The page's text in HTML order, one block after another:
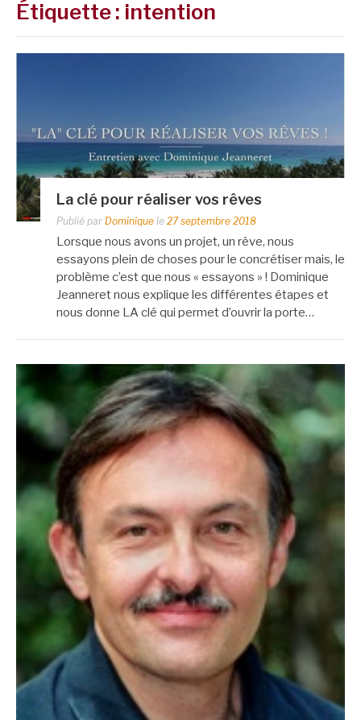
Étiquette : intention
La clé pour réaliser vos rêves
Publié par Dominique le 27 septembre 2018
Lorsque nous avons un projet, un rêve, nous
essayons plein de choses pour le concrétiser mais, le
problème c’est que nous « essayons » ! Dominique
Jeanneret nous explique les différentes étapes et
nous donne LA clé qui permet d’ouvrir la porte…